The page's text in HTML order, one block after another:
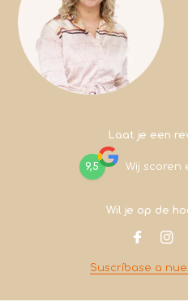
Laat je een
9,5 Wij scoren
Wil je op de
Suscríbase a